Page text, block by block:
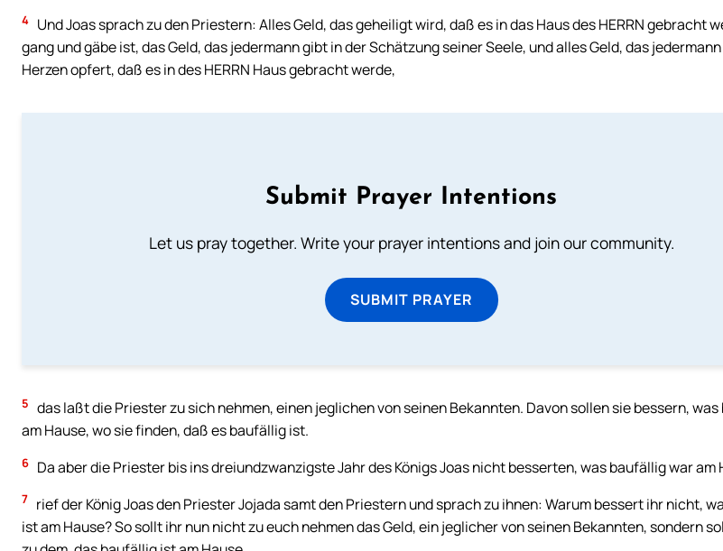
4 Und Joas sprach zu den Priestern: Alles Geld, das geheiligt wird, daß es in das Haus des HERRN gebracht
gang und gäbe ist, das Geld, das jedermann gibt in der Schätzung seiner Seele, und alles Geld, das
Herzen opfert, daß es in des HERRN Haus gebracht werde,
Submit Prayer Intentions
Let us pray together. Write your prayer intentions and join our community.
SUBMIT PRAYER
5 das laßt die Priester zu sich nehmen, einen jeglichen von seinen Bekannten. Davon sollen sie bessern,
am Hause, wo sie finden, daß es baufällig ist.
6 Da aber die Priester bis ins dreiundzwanzigste Jahr des Königs Joas nicht besserten, was baufällig war am
7 rief der König Joas den Priester Jojada samt den Priestern und sprach zu ihnen: Warum bessert ihr nicht,
ist am Hause? So sollt ihr nun nicht zu euch nehmen das Geld, ein jeglicher von seinen Bekannten, sondern